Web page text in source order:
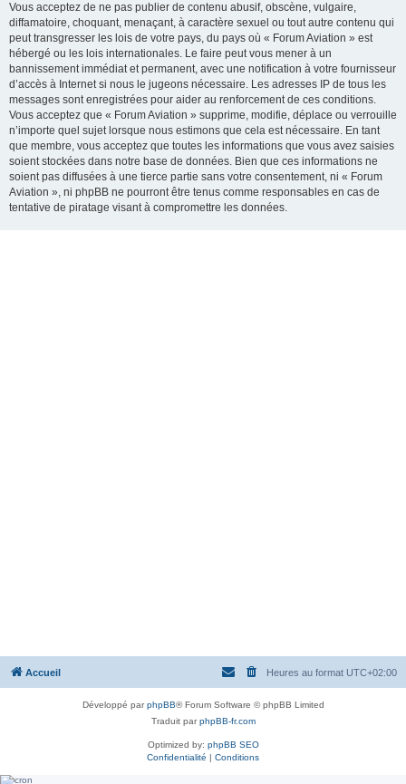
Vous acceptez de ne pas publier de contenu abusif, obscène, vulgaire,
diffamatoire, choquant, menaçant, à caractère sexuel ou tout autre contenu qui
peut transgresser les lois de votre pays, du pays où « Forum Aviation » est
hébergé ou les lois internationales. Le faire peut vous mener à un
bannissement immédiat et permanent, avec une notification à votre fournisseur
d’accès à Internet si nous le jugeons nécessaire. Les adresses IP de tous les
messages sont enregistrées pour aider au renforcement de ces conditions.
Vous acceptez que « Forum Aviation » supprime, modifie, déplace ou verrouille
n’importe quel sujet lorsque nous estimons que cela est nécessaire. En tant
que membre, vous acceptez que toutes les informations que vous avez saisies
soient stockées dans notre base de données. Bien que ces informations ne
soient pas diffusées à une tierce partie sans votre consentement, ni « Forum
Aviation », ni phpBB ne pourront être tenus comme responsables en cas de
tentative de piratage visant à compromettre les données.
Accueil Heures au format UTC+02:00
Développé parphpBB® Forum Software © phpBB Limited
Traduit parphpBB-fr.com
Optimized by: phpBB SEO
Confidentialité | Conditions